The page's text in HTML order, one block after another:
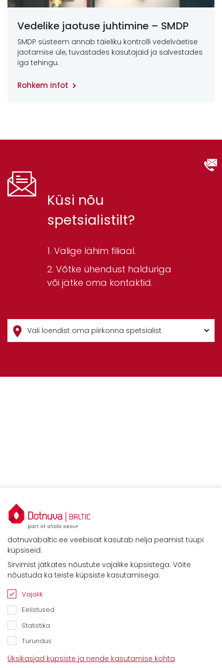
Vedelike jaotuse juhtimine – SMDP
SMDP süsteem annab täieliku kontrolli vedelväetise
jaotamise üle, tuvastades kasutajaid ja salvestades
iga tehingu.
Rohkem infot
Küsi nõu
spetsialistilt?
Valige lähim filiaal.
Võtke ühendust halduriga
või jätke oma kontaktid.
Kontaktid
Savimäe 7, Vahi 60534, Tartu vald
Tel. 6612800
E-mail:
Klientidele
dotnuvabaltic.ee veebisait kasutab nelja peamist tüüpi
küpsiseid.
Sirvimist jätkates nõustute vajalike küpsistega. Võite
nõustuda ka teiste küpsiste kasutamisega.
Vajalik
Eelistused
Statistika
Turundus
Üksikasjad küpsiste ja nende kasutamise kohta